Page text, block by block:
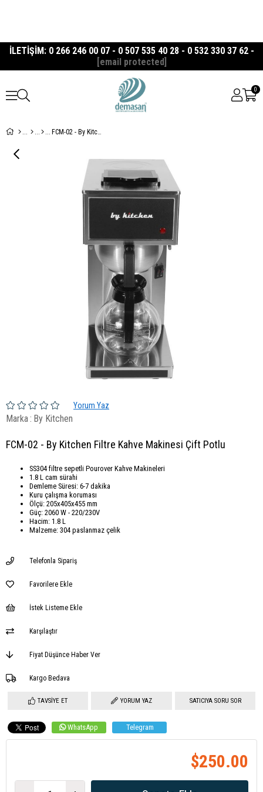
İLETİŞİM: 0 266 246 00 07 - 0 507 535 40 28 - 0 532 330 37 62 -
[email protected]
0
FCM-02 - By Kitchen Filtre Kahve Makinesi Çift Potlu
Yorum Yaz
Marka: By Kitchen
FCM-02 - By Kitchen Filtre Kahve Makinesi Çift Potlu
SS304 filtre sepetli Pourover Kahve Makineleri
1.8 L cam sürahi
Demleme Süresi: 6-7 dakika
Kuru çalışma koruması
Ölçü: 205x405x455 mm
Güç: 2060 W - 220/230V
Hacim: 1.8 L
Malzeme: 304 paslanmaz çelik
Telefonla Sipariş
Favorilere Ekle
İstek Listeme Ekle
Karşılaştır
Fiyat Düşünce Haber Ver
Kargo Bedava
TAVSIYE ET YORUM YAZ SATICIYA SORU SOR
WhatsApp Telegram
$250.00